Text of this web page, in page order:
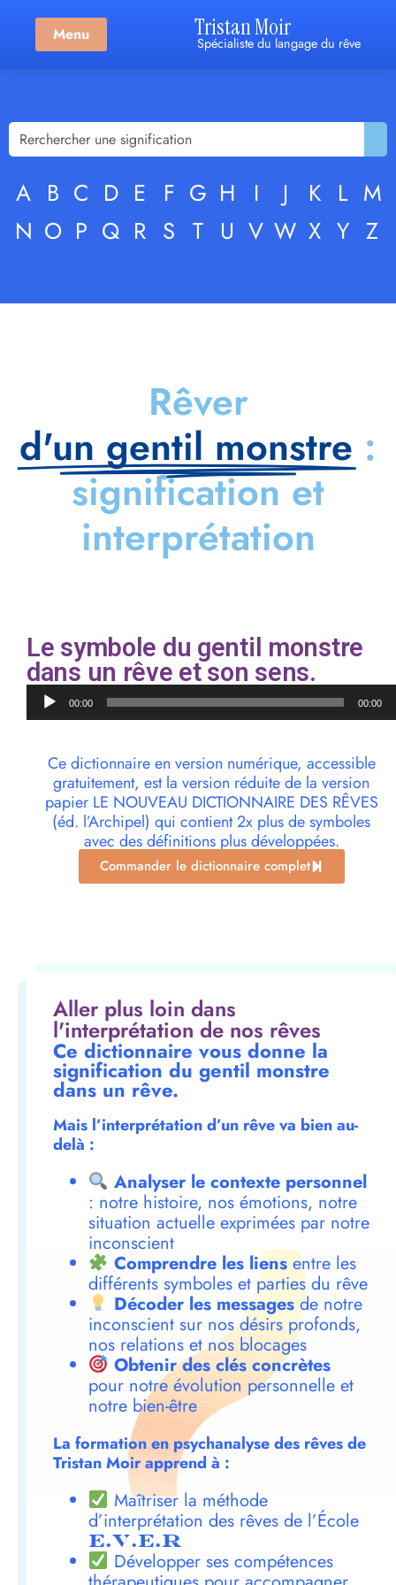
Menu Tristan Moir
Spécialiste du langage du rêve
A B C D E F G H I J K L M
N O P Q R S T U V W X Y Z
Rêver
d'un gentil monstre :
signification et
interprétation
Le symbole du gentil monstre
dans un rêve et son sens.
Lecteur
audio00:00 00:00
Ce dictionnaire en version numérique, accessible
gratuitement, est la version réduite de la version
papier LE NOUVEAU DICTIONNAIRE DES RÊVES
(éd. l’Archipel) qui contient 2x plus de symboles
avec des définitions plus développées.
Commander le dictionnaire complet
Aller plus loin dans
l'interprétation de nos rêves
Ce dictionnaire vous donne la
signification du gentil monstre
dans un rêve.
Mais l’interprétation d’un rêve va bien au-
delà :
Analyser le contexte personnel
: notre histoire, nos émotions, notre
situation actuelle exprimées par notre
inconscient
Comprendre les liensentre les
différents symboles et parties du rêve
Décoder les messagesde notre
inconscient sur nos désirs profonds,
nos relations et nos blocages
Obtenir des clés concrètes
pour notre évolution personnelle et
notre bien-être
La formation en psychanalyse des rêves de
Tristan Moir apprend à :
Maîtriser la méthode
d’interprétation des rêves de l’École
E.V.E.R
Développer ses compétences